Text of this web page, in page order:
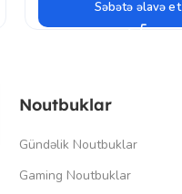
Səbətə əlavə et
Noutbuklar
Gündəlik Noutbuklar
Gaming Noutbuklar